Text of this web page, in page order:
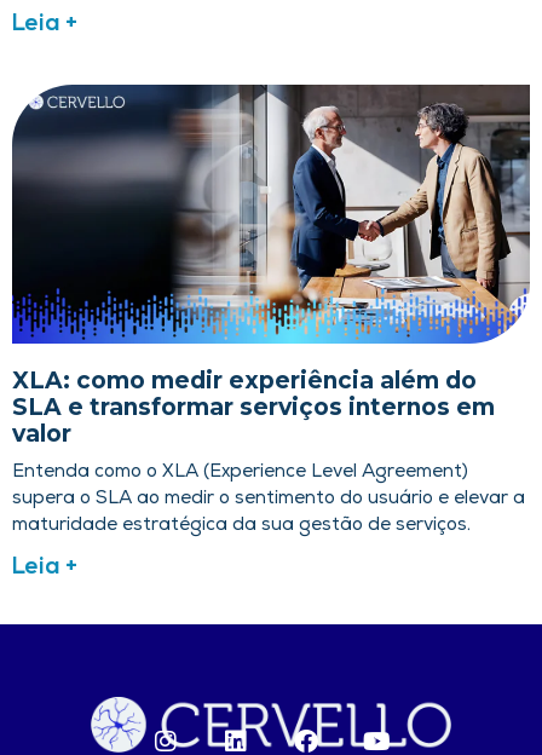
Leia +
XLA: como medir experiência além do
SLA e transformar serviços internos em
valor
Entenda como o XLA (Experience Level Agreement)
supera o SLA ao medir o sentimento do usuário e elevar a
maturidade estratégica da sua gestão de serviços.
Leia +